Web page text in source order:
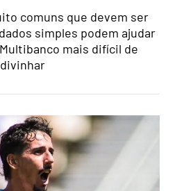
comuns que devem ser
simples podem ajudar
mais difícil de